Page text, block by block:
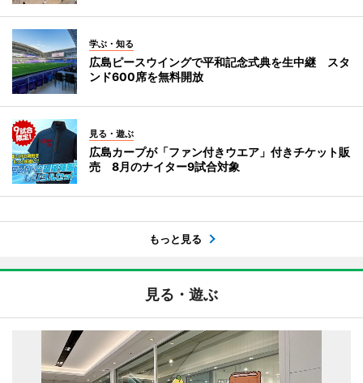
学ぶ・知る
広島ピースウイングで平和記念式典を生中継 スタ
ンド600席を無料開放
見る・遊ぶ
広島カープが「ファン付きウエア」付きチケット販
売 8月のナイター9試合対象
もっと見る
見る・遊ぶ